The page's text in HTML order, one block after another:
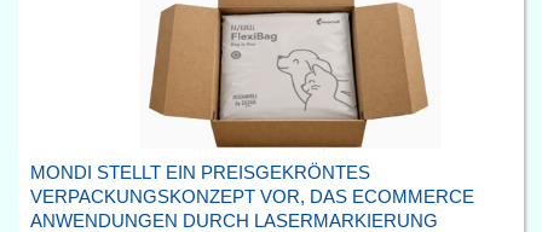
MONDI STELLT EIN PREISGEKRÖNTES
VERPACKUNGSKONZEPT VOR, DAS ECOMMERCE
ANWENDUNGEN DURCH LASERMARKIERUNG